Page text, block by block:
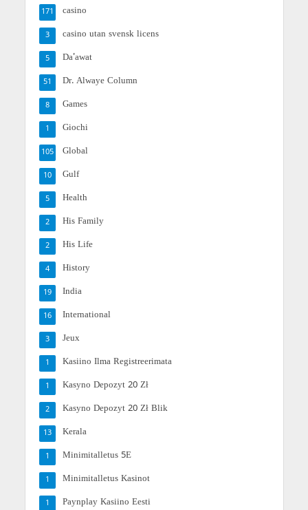
casino
171
casino utan svensk licens
3
Da'awat
5
Dr. Alwaye Column
51
Games
8
Giochi
1
Global
105
Gulf
10
Health
5
His Family
2
His Life
2
History
4
India
19
International
16
Jeux
3
Kasiino Ilma Registreerimata
1
Kasyno Depozyt 20 Zł
1
Kasyno Depozyt 20 Zł Blik
2
Kerala
13
Minimitalletus 5E
1
Minimitalletus Kasinot
1
Paynplay Kasiino Eesti
1